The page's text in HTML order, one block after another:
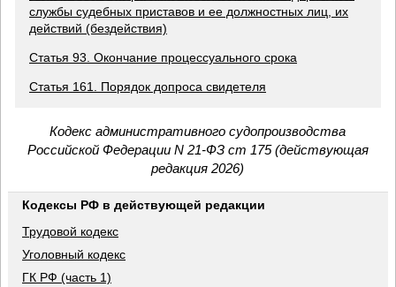
службы судебных приставов и ее должностных лиц, их
действий (бездействия)
Статья 93. Окончание процессуального срока
Статья 161. Порядок допроса свидетеля
Кодекс административного судопроизводства
Российской Федерации N 21-ФЗ ст 175 (действующая
редакция 2026)
Кодексы РФ в действующей редакции
Трудовой кодекс
Уголовный кодекс
ГК РФ (часть 1)